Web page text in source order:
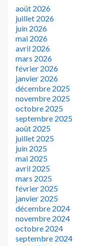
août 2026
juillet 2026
juin 2026
mai 2026
avril 2026
mars 2026
février 2026
janvier 2026
décembre 2025
novembre 2025
octobre 2025
septembre 2025
août 2025
juillet 2025
juin 2025
mai 2025
avril 2025
mars 2025
février 2025
janvier 2025
décembre 2024
novembre 2024
octobre 2024
septembre 2024